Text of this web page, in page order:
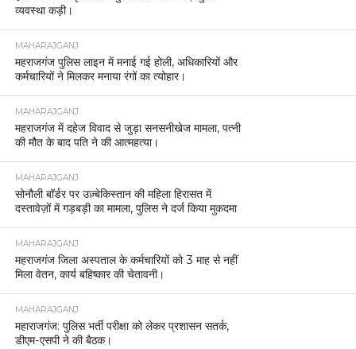
व्यवस्था कड़ी।
MAHARAJGANJ
महराजगंज पुलिस लाइन में मनाई गई होली, अधिकारियों और
कर्मचारियों ने मिलकर मनाया रंगों का त्योहार।
MAHARAJGANJ
महराजगंज में दहेज विवाद से जुड़ा सनसनीखेज मामला, पत्नी
की मौत के बाद पति ने की आत्महत्या।
MAHARAJGANJ
सोनौली बॉर्डर पर उज़्बेकिस्तान की महिला हिरासत में
दस्तावेज़ों में गड़बड़ी का मामला, पुलिस ने दर्ज किया मुकदमा
MAHARAJGANJ
महराजगंज जिला अस्पताल के कर्मचारियों को 3 माह से नहीं
मिला वेतन, कार्य बहिष्कार की चेतावनी।
MAHARAJGANJ
महाराजगंज: पुलिस भर्ती परीक्षा को लेकर प्रशासन सतर्क,
डीएम-एसपी ने की बैठक।